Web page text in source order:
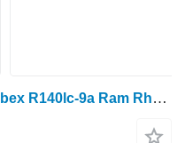
Hyundai Cilindro elevador Robex R140lc-9a Ram Rhs 31q4-50121 31Q4-50121 cilindro hidráulico